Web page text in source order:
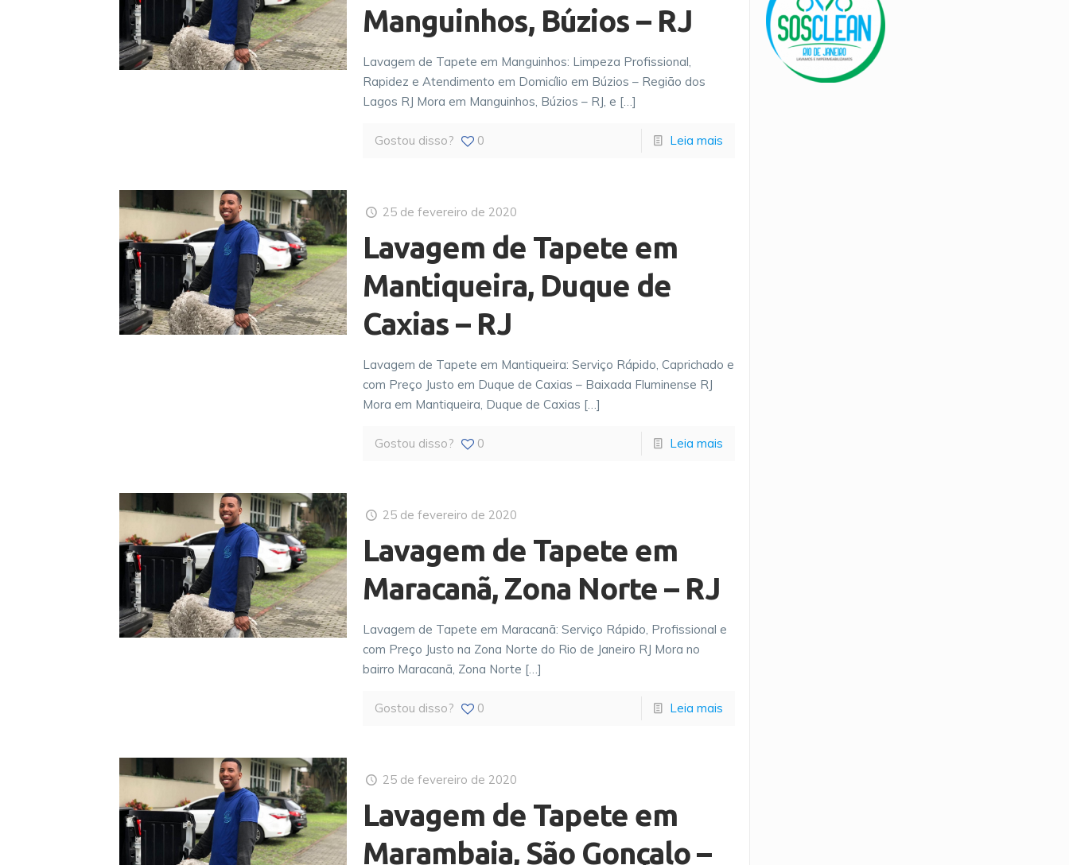
Manguinhos, Búzios – RJ
Lavagem de Tapete em Manguinhos: Limpeza Profissional,
Rapidez e Atendimento em Domicílio em Búzios – Região dos
Lagos RJ Mora em Manguinhos, Búzios – RJ, e […]
Gostou disso? 0 Leia mais
25 de fevereiro de 2020
Lavagem de Tapete em
Mantiqueira, Duque de
Caxias – RJ
Lavagem de Tapete em Mantiqueira: Serviço Rápido, Caprichado e
com Preço Justo em Duque de Caxias – Baixada Fluminense RJ
Mora em Mantiqueira, Duque de Caxias […]
Gostou disso? 0 Leia mais
25 de fevereiro de 2020
Lavagem de Tapete em
Maracanã, Zona Norte – RJ
Lavagem de Tapete em Maracanã: Serviço Rápido, Profissional e
com Preço Justo na Zona Norte do Rio de Janeiro RJ Mora no
bairro Maracanã, Zona Norte […]
Gostou disso? 0 Leia mais
25 de fevereiro de 2020
Lavagem de Tapete em
Marambaia, São Gonçalo –